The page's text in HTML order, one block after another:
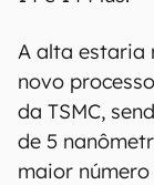
A alta estaria
novo
da TSMC,
de 5
maior